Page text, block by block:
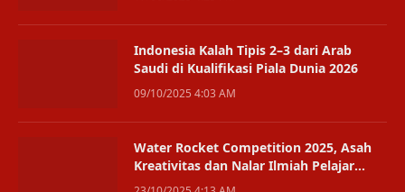
Indonesia Kalah Tipis 2–3 dari Arab
Saudi di Kualifikasi Piala Dunia 2026
09/10/2025 4:03 AM
Water Rocket Competition 2025, Asah
Kreativitas dan Nalar Ilmiah Pelajar
Bontang